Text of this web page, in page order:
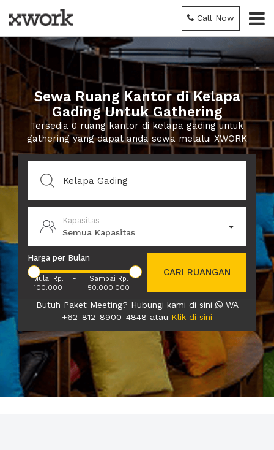
Call Now
Sewa Ruang Kantor di Kelapa
Gading Untuk Gathering
Tersedia 0 ruang kantor di kelapa gading untuk
gathering yang dapat anda sewa melalui XWORK
Kapasitas
Semua Kapasitas
Harga per Bulan
Mulai Rp.
100.000
-
Sampai Rp.
50.000.000
CARI RUANGAN
Butuh Paket Meeting? Hubungi kami di sini
WA
+62-812-8900-4848 atau Klik di sini